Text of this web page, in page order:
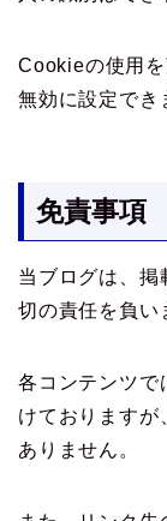
Cookieの使用
無効に設定でき
免責事項
当ブログは、掲
切の責任を負い
各コンテンツで
けておりますが
ありません。